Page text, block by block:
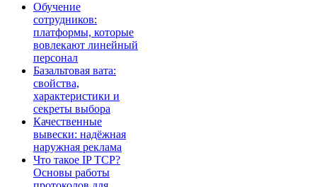
Обучение
сотрудников:
платформы, которые
вовлекают линейный
персонал
Базальтовая вата:
свойства,
характеристики и
секреты выбора
Качественные
вывески: надёжная
наружная реклама
Что такое IP TCP?
Основы работы